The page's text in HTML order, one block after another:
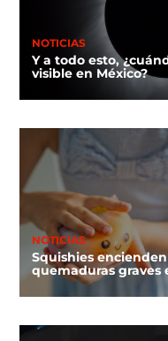
NOTICIAS
Y a todo esto,
visible en México?
NOTICIAS
Squishies
quemaduras graves